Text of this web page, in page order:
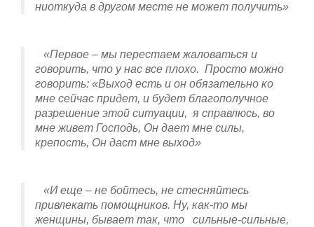
ниоткуда в другом месте не может получить»
«Первое – мы перестаем жаловаться и
говорить, что у нас все плохо. Просто можно
говорить: «Выход есть и он обязательно ко
мне сейчас придет, и будет благополучное
разрешение этой ситуации, я справлюсь, во
мне живет Господь, Он дает мне силы,
крепость, Он даст мне выход»
«И еще – не бойтесь, не стесняйтесь
привлекать помощников. Ну, как-то мы
женщины, бывает так, что сильные-сильные,